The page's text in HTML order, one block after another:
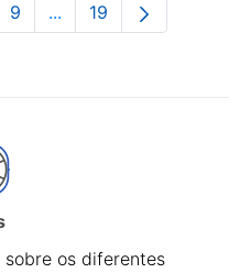
Use pestaña para
Páxina
9 ...Páxinas intermedias
Páxina
19
sobre os diferentes